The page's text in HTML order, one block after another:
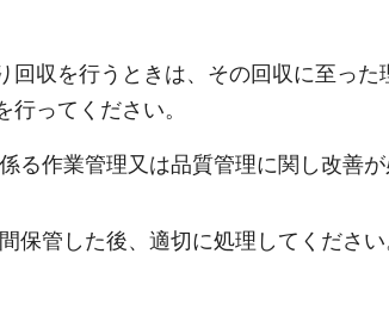
収を行うときは、その回収に至っ
ってください。
る作業管理又は品質管理に関し改善
保管した後、適切に処理してください